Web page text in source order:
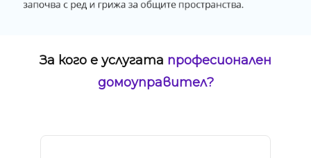
За кого е услугата професионален
домоуправител?